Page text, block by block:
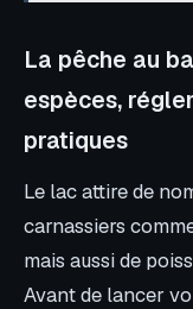
La pêche au
espèces,
pratiques
Le lac attire de
carnassiers
mais aussi de
Avant de lancer